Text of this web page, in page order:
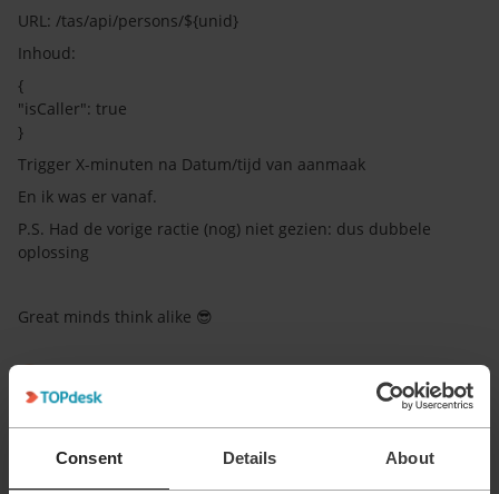
Consent Details About
URL: /tas/api/persons/${unid}
Inhoud:
{
"isCaller": true
}
Trigger X-minuten na Datum/tijd van aanmaak
En ik was er vanaf.
P.S. Had de vorige ractie (nog) niet gezien: dus dubbele
oplossing
Great minds think alike 😎